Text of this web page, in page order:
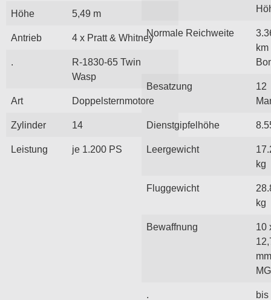
Höhe 5,49 m
Antrieb 4 x Pratt & Whitney
.
R-1830-65 Twin
Wasp
Art Doppelsternmotore
Zylinder 14
Leistung je 1.200 PS
Normale Reichweite
km
Besatzung
12
Dienstgipfelhöhe
Leergewicht
kg
Fluggewicht
kg
Bewaffnung
10
mm
. bis